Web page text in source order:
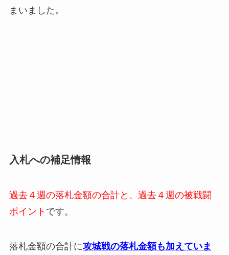
まいました。
入札への補足情報
過去４週の落札金額の合計と、過去４週の被戦闘
ポイント です。
落札金額の合計に攻城戦の落札金額も加えていま